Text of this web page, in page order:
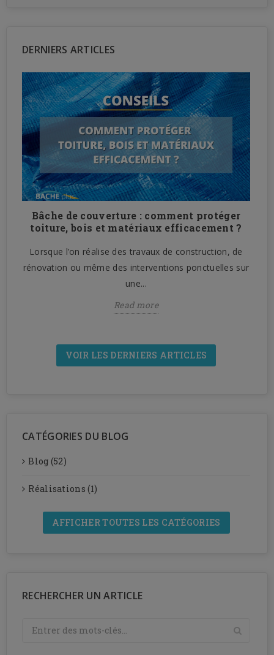
DERNIERS ARTICLES
Bâche de couverture : comment protéger
toiture, bois et matériaux efficacement ?
Lorsque l’on réalise des travaux de construction, de
rénovation ou même des interventions ponctuelles sur
une...
Read more
VOIR LES DERNIERS ARTICLES
CATÉGORIES DU BLOG
Blog (52)
Réalisations (1)
AFFICHER TOUTES LES CATÉGORIES
RECHERCHER UN ARTICLE